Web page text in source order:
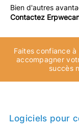
Bien d'autres
Contactez
Faites confiance
accompagner
succès
Logiciels pour